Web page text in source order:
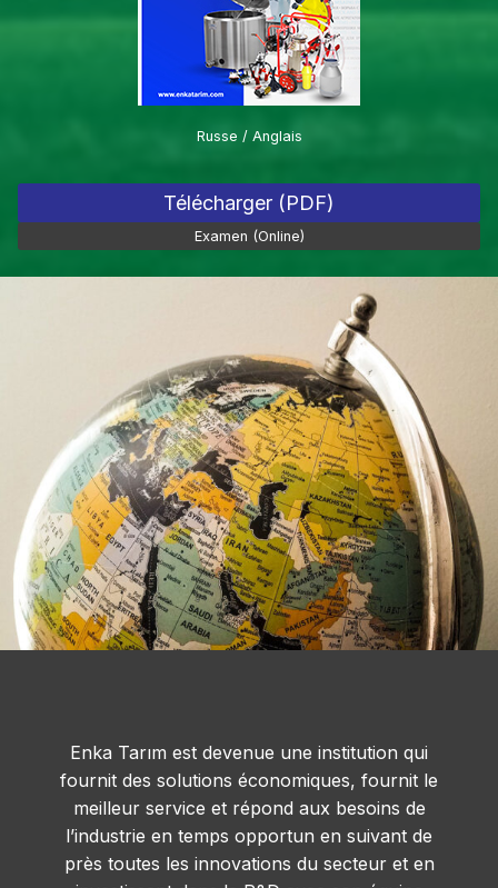
Russe / Anglais
Télécharger (PDF)
Examen (Online)
Enka Tarım est devenue une institution qui
fournit des solutions économiques, fournit le
meilleur service et répond aux besoins de
l’industrie en temps opportun en suivant de
près toutes les innovations du secteur et en